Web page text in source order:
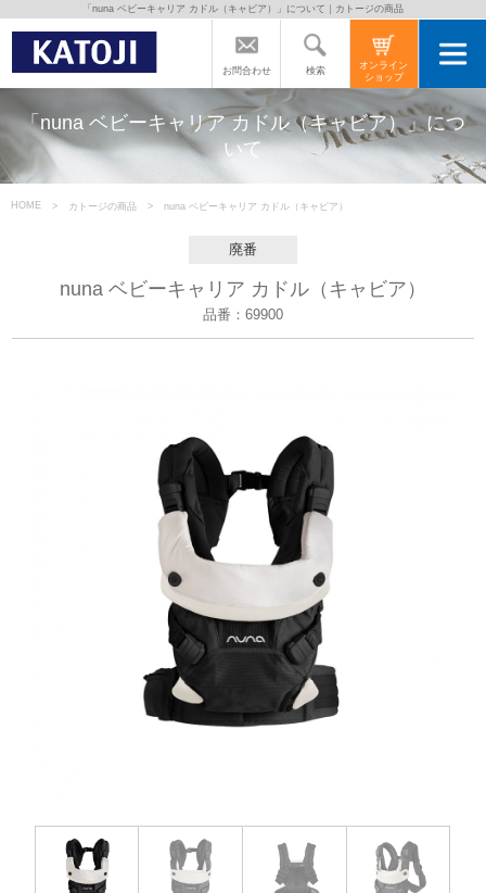
トップページ
カトージの商品
商品をご愛用の方へ
よくあるご質問
会社案内
お問い合わせ
チャイルドシートユーザー登録
このサイトについて
お問合わせ 検索
オンライン
ショップ
「nuna ベビーキャリア カドル（キャビア）」について｜カトージの商品
「nuna ベビーキャリア カドル（キャビア）」につ
いて
HOME カトージの商品 nuna ベビーキャリア カドル（キャビア）
廃番
nuna ベビーキャリア カドル（キャビア）
品番：69900